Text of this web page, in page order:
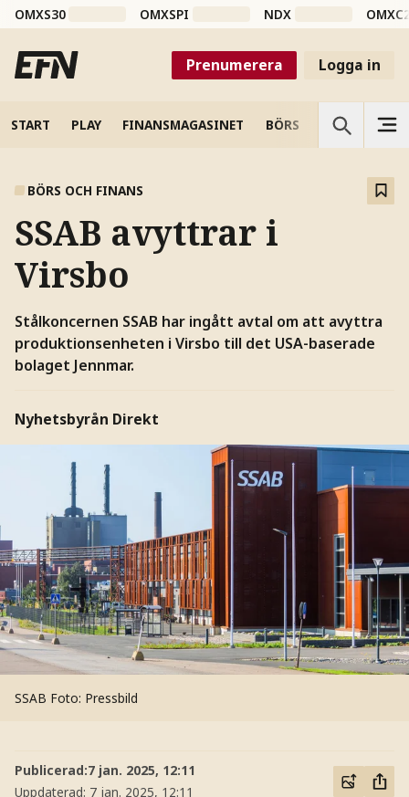
OMXS30 OMXSPI NDX
Prenumerera Logga in
START PLAY FINANSMAGASINET BÖRS VETENSKAP
BÖRS OCH FINANS
SSAB avyttrar i
Virsbo
Stålkoncernen SSAB har ingått avtal om att avyttra
produktionsenheten i Virsbo till det USA-baserade
bolaget Jennmar.
Nyhetsbyrån Direkt
SSAB Foto: Pressbild
Publicerad:7 jan. 2025, 12:11
Uppdaterad: 7 jan. 2025, 12:11